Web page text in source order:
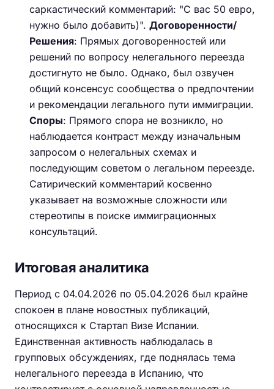
саркастический комментарий: "С вас 50 евро,
нужно было добавить)". Договоренности/
Решения: Прямых договоренностей или
решений по вопросу нелегального переезда
достигнуто не было. Однако, был озвучен
общий консенсус сообщества о предпочтении
и рекомендации легального пути иммиграции.
Споры: Прямого спора не возникло, но
наблюдается контраст между изначальным
запросом о нелегальных схемах и
последующим советом о легальном переезде.
Сатирический комментарий косвенно
указывает на возможные сложности или
стереотипы в поиске иммиграционных
консультаций.
Итоговая аналитика
Период с 04.04.2026 по 05.04.2026 был крайне
спокоен в плане новостных публикаций,
относящихся к Стартап Визе Испании.
Единственная активность наблюдалась в
групповых обсуждениях, где поднялась тема
нелегального переезда в Испанию, что